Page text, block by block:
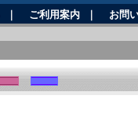
ご利用案内 お問